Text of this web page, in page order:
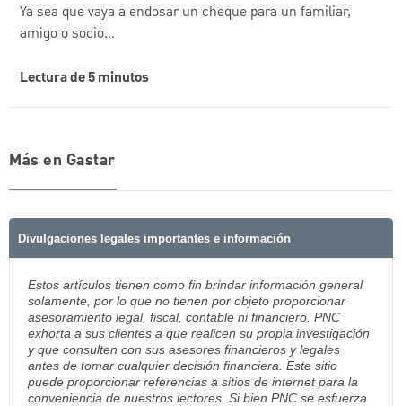
Ya sea que vaya a endosar un cheque para un familiar,
amigo o socio…
Lectura de 5 minutos
Más en Gastar
Divulgaciones legales importantes e información
Estos artículos tienen como fin brindar información general
solamente, por lo que no tienen por objeto proporcionar
asesoramiento legal, fiscal, contable ni financiero. PNC
exhorta a sus clientes a que realicen su propia investigación
y que consulten con sus asesores financieros y legales
antes de tomar cualquier decisión financiera. Este sitio
puede proporcionar referencias a sitios de internet para la
conveniencia de nuestros lectores. Si bien PNC se esfuerza